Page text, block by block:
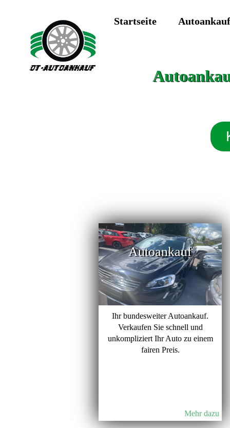
Startseite Autoankauf
Autoankauf
Ihr bundesweiter Autoankauf.
Verkaufen Sie schnell und
unkompliziert Ihr Auto zu einem
fairen Preis.
Mehr dazu